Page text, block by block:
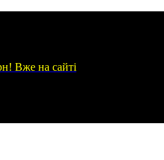
Вже на сайті